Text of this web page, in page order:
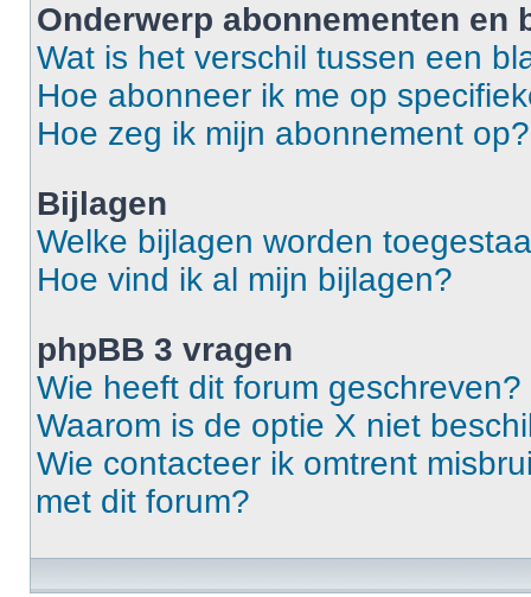
Onderwerp abonnementen en
Wat is het verschil tussen een
Hoe abonneer ik me op
Hoe zeg ik mijn abonnement op?
Bijlagen
Welke bijlagen worden
Hoe vind ik al mijn bijlagen?
phpBB 3 vragen
Wie heeft dit forum geschreven?
Waarom is de optie X niet
Wie contacteer ik omtrent
met dit forum?